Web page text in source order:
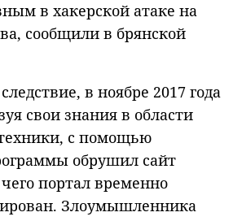
в хакерской атаке на
сообщили в брянской
в ноябре 2017 года
свои знания в области
с помощью
обрушил сайт
чего портал временно
Злоумышленника